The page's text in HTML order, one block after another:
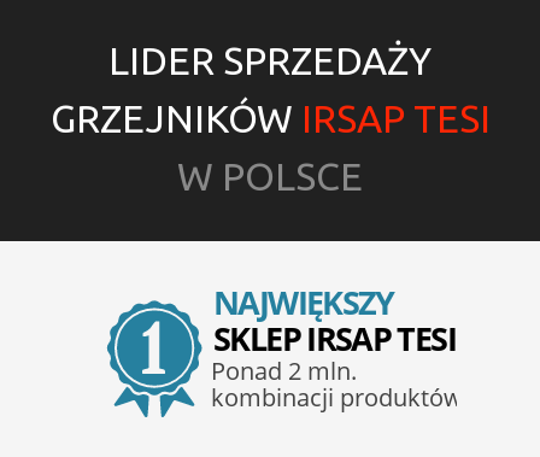
LIDER SPRZEDAŻY
GRZEJNIKÓW IRSAP TESI
W POLSCE